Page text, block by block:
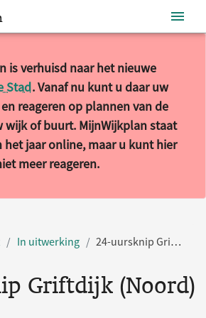
is verhuisd naar het nieuwe
Stad. Vanaf nu kunt u daar uw
reageren op plannen van de
wijk of buurt. MijnWijkplan staat
jaar online, maar u kunt hier
meer reageren.
In uitwerking 24-uursknip Griftdijk (Noord)
Griftdijk (Noord)